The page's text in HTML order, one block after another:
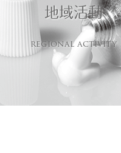
地域活動
regional activity